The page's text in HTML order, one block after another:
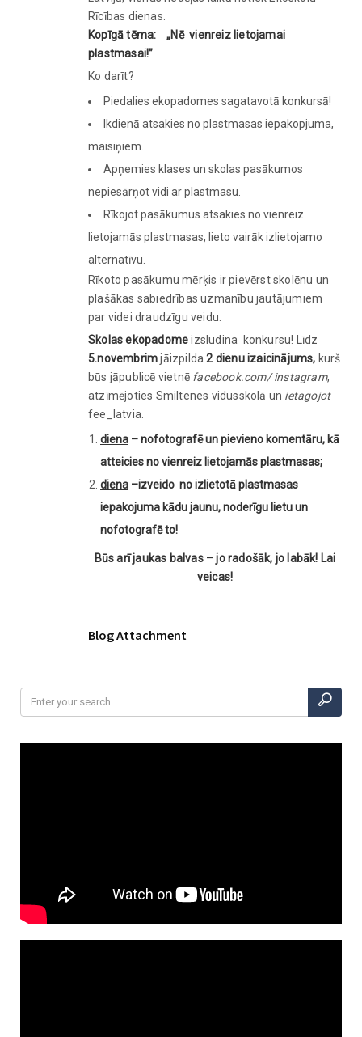
Rīcības dienas.
Kopīgā tēma: „Nē vienreiz lietojamai
plastmasai!”
Ko darīt?
Piedalies ekopadomes sagatavotā konkursā!
Ikdienā atsakies no plastmasas iepakopjuma,
maisiņiem.
Apņemies klases un skolas pasākumos
nepiesārņot vidi ar plastmasu.
Rīkojot pasākumus atsakies no vienreiz
lietojamās plastmasas, lieto vairāk izlietojamo
alternatīvu.
Rīkoto pasākumu mērķis ir pievērst skolēnu un
plašākas sabiedrības uzmanību jautājumiem
par videi draudzīgu veidu.
Skolas ekopadomeizsludina konkursu! Līdz
5.novembrimjāizpilda 2 dienu izaicinājums, kurš
būs jāpublicē vietnē facebook.com/ instagram,
atzīmējoties Smiltenes vidusskolā un ietagojot
fee_latvia.
diena –nofotografē un pievieno komentāru, kā
atteicies no vienreiz lietojamās plastmasas;
diena –izveido no izlietotā plastmasas
iepakojuma kādu jaunu, noderīgu lietu un
nofotografē to!
Būs arī jaukas balvas – jo radošāk, jo labāk! Lai
veicas!
Blog Attachment